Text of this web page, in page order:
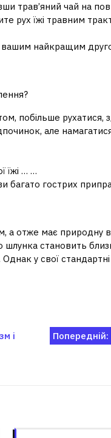
трав’яний чай на
рух їжі травним
вашим найкращим
побільше рухатися,
але
їжі … …
багато гострих
отже має природну
становить
Однак у свої
Попередній:
і